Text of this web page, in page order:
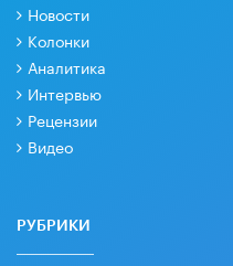
Новости
Колонки
Аналитика
Интервью
Рецензии
Видео
РУБРИКИ